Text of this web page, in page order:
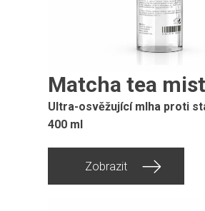
Matcha tea mist
Ultra-osvěžující mlha proti
400 ml
Zobrazit